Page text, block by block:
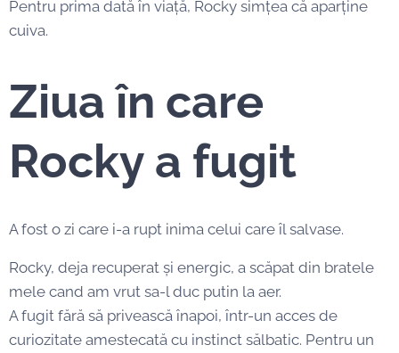
Pentru prima dată în viață, Rocky simțea că aparține
cuiva.
Ziua în care
Rocky a fugit
A fost o zi care i-a rupt inima celui care îl salvase.
Rocky, deja recuperat și energic, a scăpat din bratele
mele cand am vrut sa-l duc putin la aer.
A fugit fără să privească înapoi, într-un acces de
curiozitate amestecată cu instinct sălbatic. Pentru un